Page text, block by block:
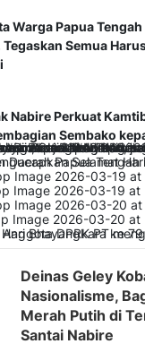
Warga Papua
Semua
Nabire Perkuat
Sembako
Deinas Geley
Nasionalisme,
Merah Putih di
Santai Nabire